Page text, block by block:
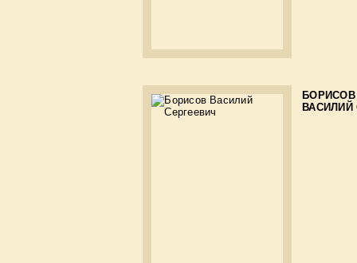
БОРИСОВ
ВАСИЛИЙ